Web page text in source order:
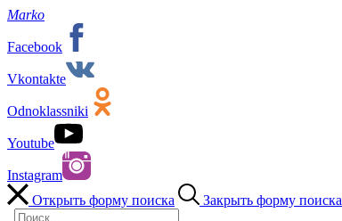
Marko
Facebook
Vkontakte
Odnoklassniki
Youtube
Instagram
Открыть форму поиска
Закрыть форму поиска